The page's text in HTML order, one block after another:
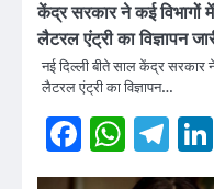
केंद्र सरकार ने कई विभागों
लैटरल एंट्री का विज्ञापन
नई दिल्ली बीते साल केंद्र सरकार
लैटरल एंट्री का विज्ञापन…